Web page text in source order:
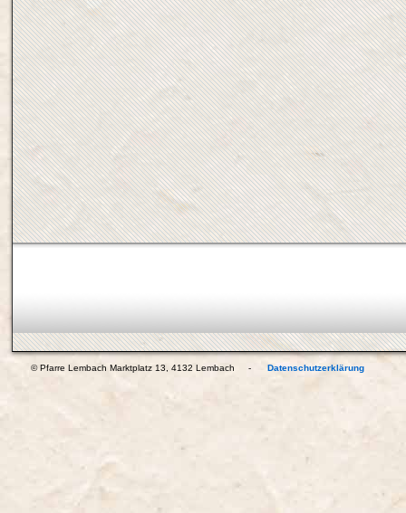
© Pfarre Lembach Marktplatz 13, 4132 Lembach - Datenschutzerklärung